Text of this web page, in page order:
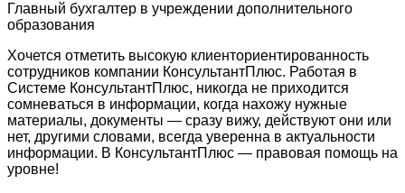
Главный бухгалтер в учреждении дополнительного
образования
Хочется отметить высокую клиенториентированность
сотрудников компании КонсультантПлюс. Работая в
Системе КонсультантПлюс, никогда не приходится
сомневаться в информации, когда нахожу нужные
материалы, документы — сразу вижу, действуют они или
нет, другими словами, всегда уверенна в актуальности
информации. В КонсультантПлюс — правовая помощь на
уровне!